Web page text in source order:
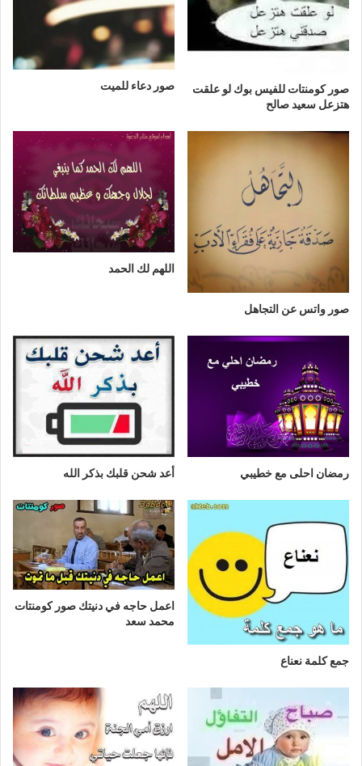
صور كومنتات للفيس بوك لو علقت
هتزعل سعيد صالح
صور دعاء للميت
صور واتس عن التجاهل
اللهم لك الحمد
رمضان احلى مع خطيبي أعد شحن قلبك بذكر الله
جمع كلمة نعناع
اعمل حاجه في دنيتك صور كومنتات
محمد سعد